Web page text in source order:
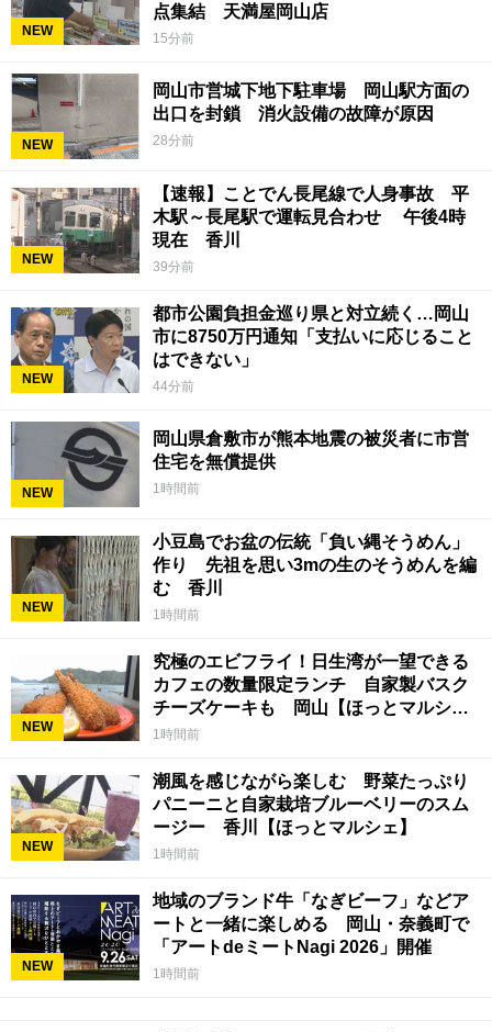
NEW
点集結 天満屋岡山店
15分前
NEW
岡山市営城下地下駐車場 岡山駅方面の
出口を封鎖 消火設備の故障が原因
28分前
NEW
【速報】ことでん長尾線で人身事故 平
木駅～長尾駅で運転見合わせ 午後4時
現在 香川
39分前
NEW
都市公園負担金巡り県と対立続く…岡山
市に8750万円通知「支払いに応じること
はできない」
44分前
NEW
岡山県倉敷市が熊本地震の被災者に市営
住宅を無償提供
1時間前
NEW
小豆島でお盆の伝統「負い縄そうめん」
作り 先祖を思い3mの生のそうめんを編
む 香川
1時間前
NEW
究極のエビフライ！日生湾が一望できる
カフェの数量限定ランチ 自家製バスク
チーズケーキも 岡山【ほっとマルシ
ェ】
1時間前
NEW
潮風を感じながら楽しむ 野菜たっぷり
パニーニと自家栽培ブルーベリーのスム
ージー 香川【ほっとマルシェ】
1時間前
NEW
地域のブランド牛「なぎビーフ」などア
ートと一緒に楽しめる 岡山・奈義町で
「アートdeミートNagi 2026」開催
1時間前